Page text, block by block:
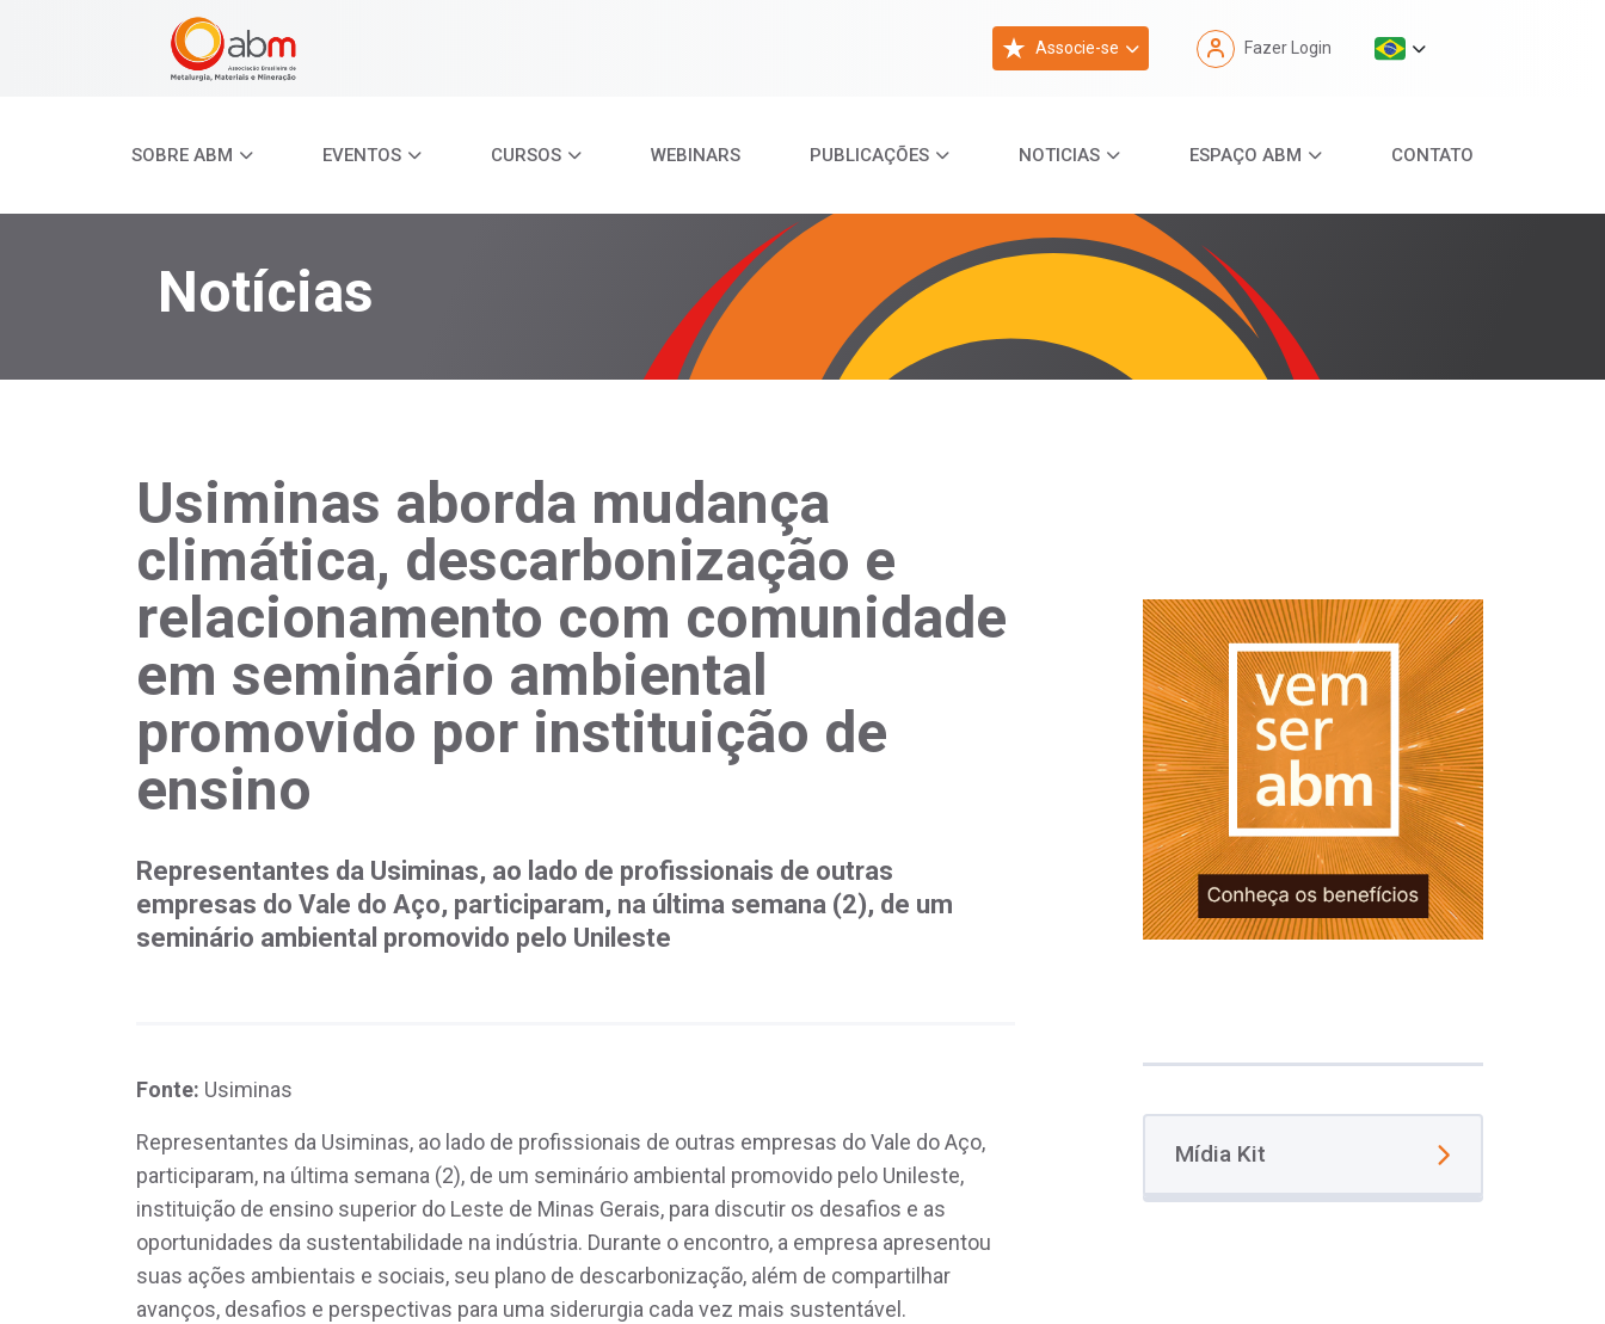
Associe-se Fazer Login
SOBRE ABM EVENTOS CURSOS WEBINARS PUBLICAÇÕES NOTICIAS ESPAÇO ABM CONTATO
Notícias
Usiminas aborda mudança
climática, descarbonização e
relacionamento com comunidade
em seminário ambiental
promovido por instituição de
ensino
Representantes da Usiminas, ao lado de profissionais de outras
empresas do Vale do Aço, participaram, na última semana (2), de um
seminário ambiental promovido pelo Unileste
Fonte: Usiminas
Representantes da Usiminas, ao lado de profissionais de outras empresas do Vale do Aço,
participaram, na última semana (2), de um seminário ambiental promovido pelo Unileste,
instituição de ensino superior do Leste de Minas Gerais, para discutir os desafios e as
oportunidades da sustentabilidade na indústria. Durante o encontro, a empresa apresentou
suas ações ambientais e sociais, seu plano de descarbonização, além de compartilhar
avanços, desafios e perspectivas para uma siderurgia cada vez mais sustentável.
Mídia Kit